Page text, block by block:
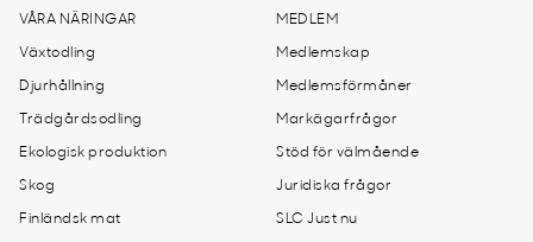
VÅRA NÄRINGAR
Växtodling
Djurhållning
Trädgårdsodling
Ekologisk produktion
Skog
Finländsk mat
MEDLEM
Medlemskap
Medlemsförmåner
Markägarfrågor
Stöd för välmående
Juridiska frågor
SLC Just nu